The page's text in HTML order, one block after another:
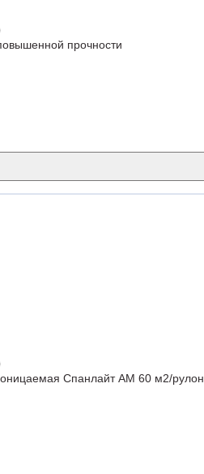
прочности
Спанлайт АМ 60 м2/рулон